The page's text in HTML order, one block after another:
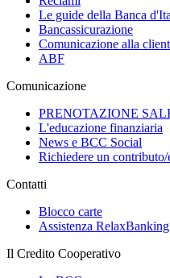
Le guide della Banca
Bancassicurazione
Comunicazione alla
ABF
Comunicazione
PRENOTAZIONE
L'educazione finanziaria
News e BCC Social
Richiedere un
Contatti
Blocco carte
Assistenza RelaxBanking
Il Credito Cooperativo